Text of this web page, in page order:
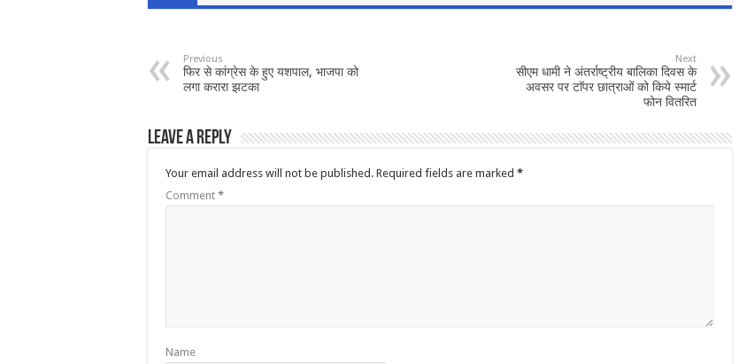
Previous
फिर से कांग्रेस के हुए यशपाल, भाजपा को
लगा करारा झटका
Next
सीएम धामी ने अंतर्राष्ट्रीय बालिका दिवस के
अवसर पर टाॅपर छात्राओं को किये स्मार्ट
फोन वितरित
Leave a Reply
Your email address will not be published. Required fields are marked *
Comment *
Name